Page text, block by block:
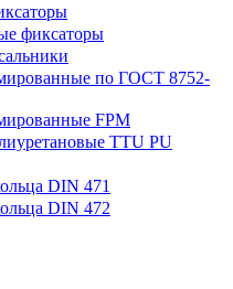
фиксаторы
по ГОСТ 8752-
FPM
TTU PU
DIN 471
DIN 472